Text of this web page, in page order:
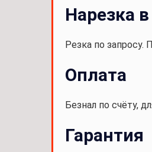
Нарезка
Резка по запросу.
Оплата
Безнал по счёту,
Гарантия